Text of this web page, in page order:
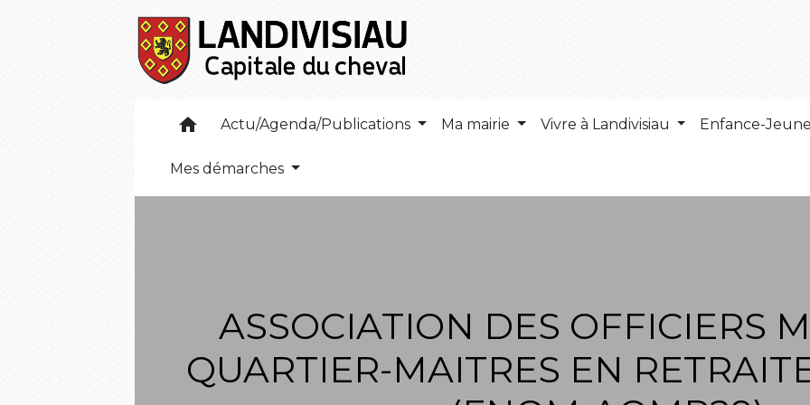
home Actu/Agenda/Publications Ma mairie Vivre à Landivisiau Enfance-
Mes démarches
ASSOCIATION DES OFFICIERS
QUARTIER-MAITRES EN